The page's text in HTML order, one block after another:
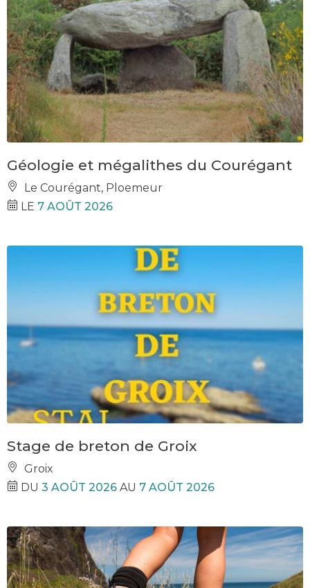
Géologie et mégalithes du Courégant
Le Courégant, Ploemeur
LE 7 AOÛT 2026
Stage de breton de Groix
Groix
DU 3 AOÛT 2026 AU 7 AOÛT 2026